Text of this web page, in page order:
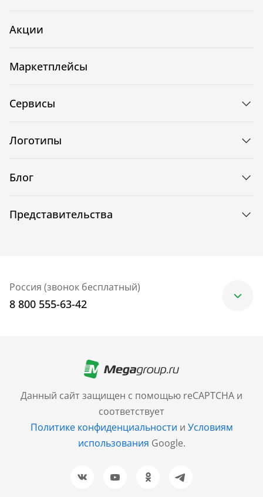
Данный сайт защищен с помощью reCAPTCHA и
соответствует
Политике конфиденциальности и Условиям
использования Google.
Акции
Маркетплейсы
Сервисы
Логотипы
Блог
Представительства
Россия (звонок бесплатный)
8 800 555-63-42
+7 (499) 705-30-10
Санкт-Петербург
+7 (812) 600-77-33
Барнаул
+7 (961) 999-93-93
Новосибирск